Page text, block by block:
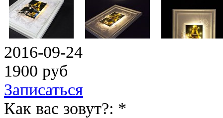
2016-09-24
1900 руб
Записаться
Как вас зовут?: *